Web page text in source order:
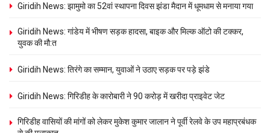
Giridih News: झामुमो का 52वां स्थापना दिवस झंडा मैदान में धूमधाम से मनाया गया
Giridih News: गांडेय में भीषण सड़क हादसा, बाइक और मिल्क ऑटो की टक्कर,
युवक की मौ:त
Giridih News: तिरंगे का सम्मान, युवाओं ने उठाए सड़क पर पड़े झंडे
Giridih News: गिरिडीह के कारोबारी ने 90 करोड़ में खरीदा प्राइवेट जेट
गिरिडीह वासियों की मांगों को लेकर मुकेश कुमार जालान ने पूर्वी रेलवे के उप महाप्रबंधक